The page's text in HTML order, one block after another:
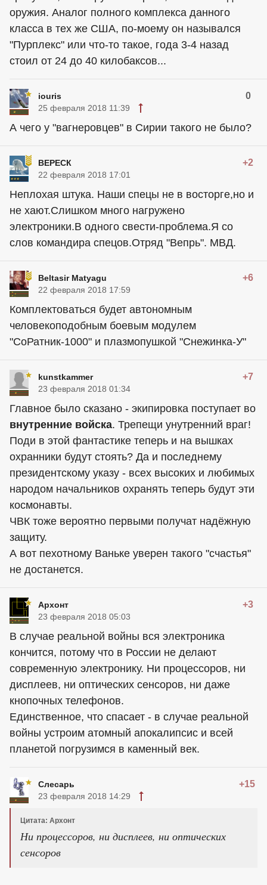
оружия. Аналог полного комплекса данного
класса в тех же США, по-моему он назывался
"Пурплекс" или что-то такое, года 3-4 назад
стоил от 24 до 40 килобаксов...
iouris 0
25 февраля 2018 11:39
А чего у "вагнеровцев" в Сирии такого не было?
ВЕРЕСК +2
22 февраля 2018 17:01
Неплохая штука. Наши спецы не в восторге,но и
не хают.Слишком много нагружено
электроники.В одного свести-проблема.Я со
слов командира спецов.Отряд "Вепрь". МВД.
Beltasir Matyagu +6
22 февраля 2018 17:59
Комплектоваться будет автономным
человекоподобным боевым модулем
"СоРатник-1000" и плазмопушкой "Снежинка-У"
kunstkammer +7
23 февраля 2018 01:34
Главное было сказано - экипировка поступает во
внутренние войска. Трепещи унутренний враг!
Поди в этой фантастике теперь и на вышках
охранники будут стоять? Да и последнему
президентскому указу - всех высоких и любимых
народом начальников охранять теперь будут эти
космонавты.
ЧВК тоже вероятно первыми получат надёжную
защиту.
А вот пехотному Ваньке уверен такого "счастья"
не достанется.
Архонт +3
23 февраля 2018 05:03
В случае реальной войны вся электроника
кончится, потому что в России не делают
современную электронику. Ни процессоров, ни
дисплеев, ни оптических сенсоров, ни даже
кнопочных телефонов.
Единственное, что спасает - в случае реальной
войны устроим атомный апокалипсис и всей
планетой погрузимся в каменный век.
Слесарь +15
23 февраля 2018 14:29
Цитата: Архонт
Ни процессоров, ни дисплеев, ни оптических
сенсоров